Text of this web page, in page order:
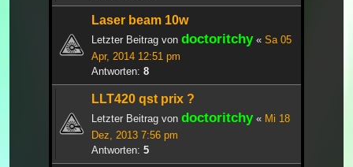
Laser beam 10w
Letzter Beitrag von doctoritchy« Sa 05
Apr, 2014 12:51 pm
Antworten: 8
LLT420 qst prix ?
Letzter Beitrag von doctoritchy« Mi 18
Dez, 2013 7:56 pm
Antworten: 5